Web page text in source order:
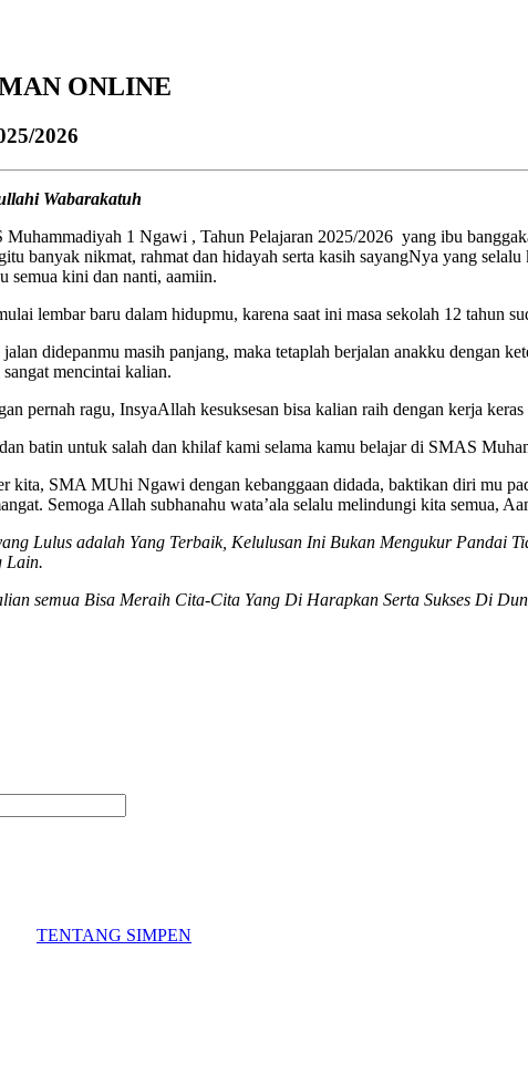
ONLINE
2026
Wabarakatuh
1 Ngawi , Tahun Pelajaran 2025/2026 yang ibu
banyak nikmat, rahmat dan hidayah serta kasih sayangNya yang
semua kini dan nanti, aamiin.
lembar baru dalam hidupmu, karena saat ini masa sekolah 12 tahun
jalan didepanmu masih panjang, maka tetaplah berjalan anakku dengan
mencintai kalian.
pernah ragu, InsyaAllah kesuksesan bisa kalian raih dengan kerja
batin untuk salah dan khilaf kami selama kamu belajar di SMAS
kita, SMA MUhi Ngawi dengan kebanggaan didada, baktikan diri mu
Semoga Allah subhanahu wata’ala selalu melindungi kita semua,
Lulus adalah Yang Terbaik, Kelulusan Ini Bukan Mengukur Pandai
Lain.
semua Bisa Meraih Cita-Cita Yang Di Harapkan Serta Sukses Di
TENTANG SIMPEN